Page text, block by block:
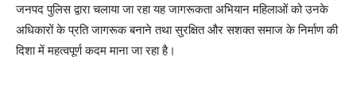
जनपद पुलिस द्वारा चलाया जा रहा यह जागरूकता अभियान महिलाओं को उनके
अधिकारों के प्रति जागरूक बनाने तथा सुरक्षित और सशक्त समाज के निर्माण की
दिशा में महत्वपूर्ण कदम माना जा रहा है।